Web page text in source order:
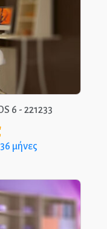
6 - 221233
μήνες